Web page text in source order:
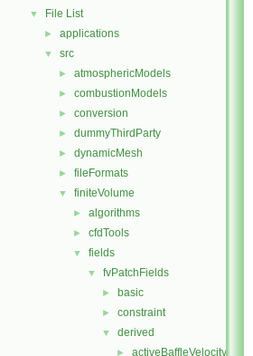
▼ File List
► applications
▼ src
► atmosphericModels
► combustionModels
► conversion
► dummyThirdParty
► dynamicMesh
► fileFormats
▼ finiteVolume
► algorithms
► cfdTools
▼ fields
▼ fvPatchFields
► basic
► constraint
▼ derived
► activeBaffleVelocity